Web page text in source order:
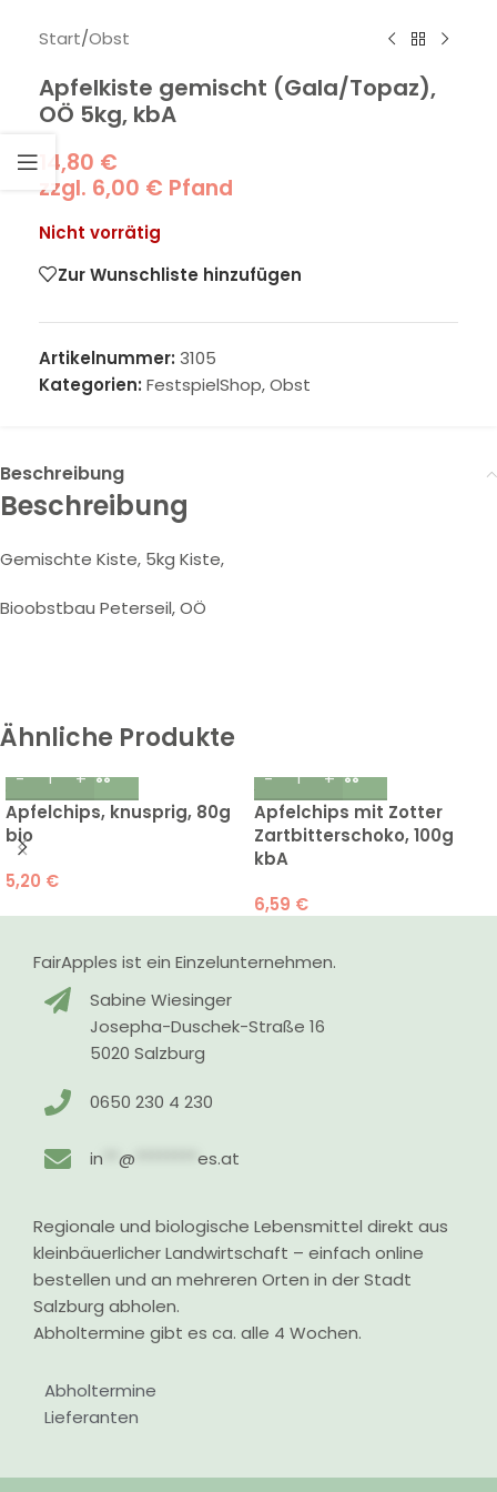
Start/Obst
Apfelkiste gemischt (Gala/Topaz),
OÖ 5kg, kbA
14,80 €
zzgl. 6,00 € Pfand
Nicht vorrätig
Zur Wunschliste hinzufügen
Artikelnummer: 3105
Kategorien: FestspielShop,Obst
Beschreibung
Beschreibung
Gemischte Kiste, 5kg Kiste,
Bioobstbau Peterseil, OÖ
Ähnliche Produkte
Apfelchips, knusprig, 80g
bio
5,20 €
Apfelchips mit Zotter
Zartbitterschoko, 100g
kbA
6,59 €
FairApples ist ein Einzelunternehmen.
Sabine Wiesinger
Josepha-Duschek-Straße 16
5020 Salzburg
0650 230 4 230
in **@ ********es.at
Regionale und biologische Lebensmittel direkt aus
kleinbäuerlicher Landwirtschaft – einfach online
bestellen und an mehreren Orten in der Stadt
Salzburg abholen.
Abholtermine gibt es ca. alle 4 Wochen.
Abholtermine
Lieferanten